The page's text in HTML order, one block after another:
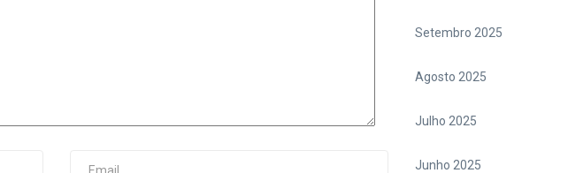
Setembro 2025
Agosto 2025
Julho 2025
Junho 2025